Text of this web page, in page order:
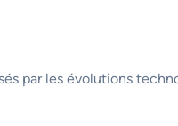
par les évolutions